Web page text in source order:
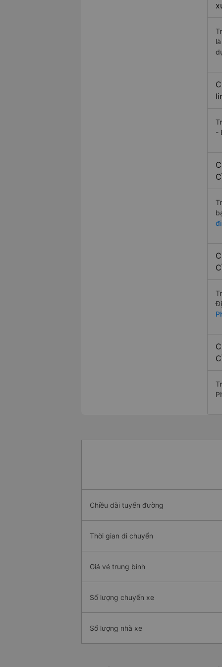
-
Chiều dài tuyến đường
Thời gian di chuyển
Giá vé trung bình
Số lượng chuyến xe
Số lượng nhà xe